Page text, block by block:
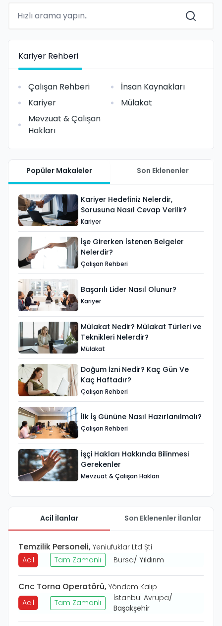
Kariyer Rehberi
Çalışan Rehberi
İnsan Kaynakları
Kariyer
Mülakat
Mevzuat & Çalışan
Hakları
Popüler Makaleler Son Eklenenler
Kariyer Hedefiniz Nelerdir,
Sorusuna Nasıl Cevap Verilir?
Kariyer
İşe Girerken İstenen Belgeler
Nelerdir?
Çalışan Rehberi
Başarılı Lider Nasıl Olunur?
Kariyer
Mülakat Nedir? Mülakat Türleri ve
Teknikleri Nelerdir?
Mülakat
Doğum İzni Nedir? Kaç Gün Ve
Kaç Haftadır?
Çalışan Rehberi
İlk İş Gününe Nasıl Hazırlanılmalı?
Çalışan Rehberi
İşçi Hakları Hakkında Bilinmesi
Gerekenler
Mevzuat & Çalışan Hakları
Acil İlanlar Son Eklenenler İlanlar
Temzilik Personeli, Yeniufuklar Ltd Şti
Acil
Tam Zamanlı Bursa/ Yıldırım
Cnc Torna Operatörü, Yöndem Kalıp
Acil
Tam Zamanlı
İstanbul Avrupa/
Başakşehir